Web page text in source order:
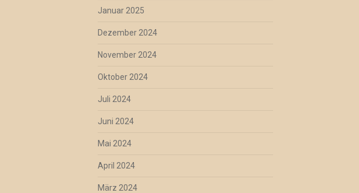
Januar 2025
Dezember 2024
November 2024
Oktober 2024
Juli 2024
Juni 2024
Mai 2024
April 2024
März 2024